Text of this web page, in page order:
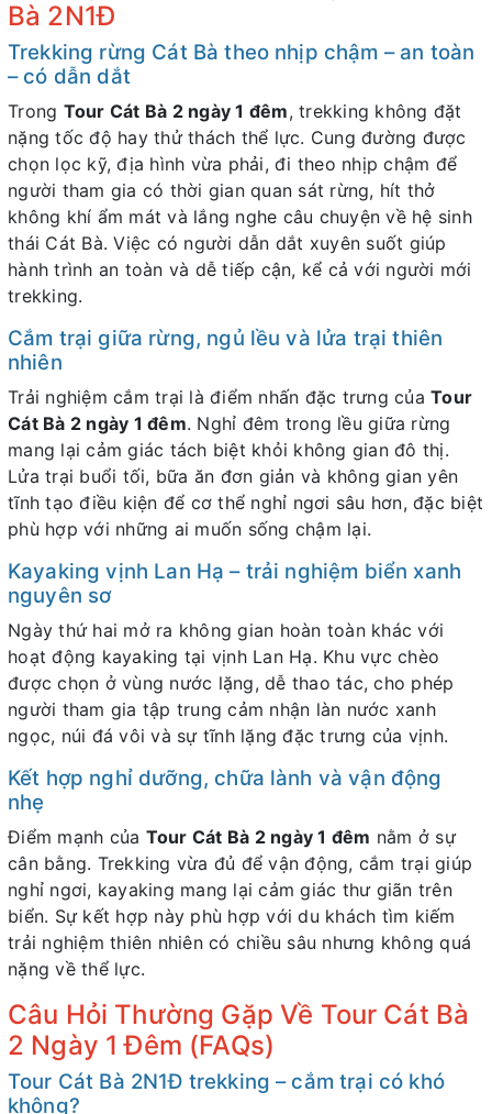
Bà 2N1Đ
Trekking rừng Cát Bà theo nhịp chậm – an toàn
– có dẫn dắt
Trong Tour Cát Bà 2 ngày 1 đêm, trekking không đặt
nặng tốc độ hay thử thách thể lực. Cung đường được
chọn lọc kỹ, địa hình vừa phải, đi theo nhịp chậm để
người tham gia có thời gian quan sát rừng, hít thở
không khí ẩm mát và lắng nghe câu chuyện về hệ sinh
thái Cát Bà. Việc có người dẫn dắt xuyên suốt giúp
hành trình an toàn và dễ tiếp cận, kể cả với người mới
trekking.
Cắm trại giữa rừng, ngủ lều và lửa trại thiên
nhiên
Trải nghiệm cắm trại là điểm nhấn đặc trưng của Tour
Cát Bà 2 ngày 1 đêm. Nghỉ đêm trong lều giữa rừng
mang lại cảm giác tách biệt khỏi không gian đô thị.
Lửa trại buổi tối, bữa ăn đơn giản và không gian yên
tĩnh tạo điều kiện để cơ thể nghỉ ngơi sâu hơn, đặc biệt
phù hợp với những ai muốn sống chậm lại.
Kayaking vịnh Lan Hạ – trải nghiệm biển xanh
nguyên sơ
Ngày thứ hai mở ra không gian hoàn toàn khác với
hoạt động kayaking tại vịnh Lan Hạ. Khu vực chèo
được chọn ở vùng nước lặng, dễ thao tác, cho phép
người tham gia tập trung cảm nhận làn nước xanh
ngọc, núi đá vôi và sự tĩnh lặng đặc trưng của vịnh.
Kết hợp nghỉ dưỡng, chữa lành và vận động
nhẹ
Điểm mạnh của Tour Cát Bà 2 ngày 1 đêm nằm ở sự
cân bằng. Trekking vừa đủ để vận động, cắm trại giúp
nghỉ ngơi, kayaking mang lại cảm giác thư giãn trên
biển. Sự kết hợp này phù hợp với du khách tìm kiếm
trải nghiệm thiên nhiên có chiều sâu nhưng không quá
nặng về thể lực.
Câu Hỏi Thường Gặp Về Tour Cát Bà
2 Ngày 1 Đêm (FAQs)
Tour Cát Bà 2N1Đ trekking – cắm trại có khó
không?